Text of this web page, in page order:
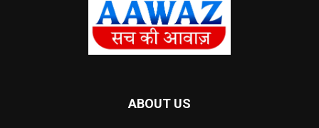
ABOUT US